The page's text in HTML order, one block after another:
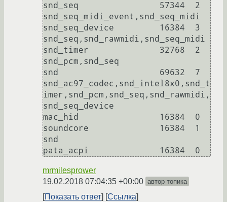
snd_seq                57344  2
snd_seq_midi_event,snd_seq_midi
snd_seq_device         16384  3
snd_seq,snd_rawmidi,snd_seq_midi
snd_timer              32768  2
snd_pcm,snd_seq
snd                    69632  7
snd_ac97_codec,snd_intel8x0,snd_t
imer,snd_pcm,snd_seq,snd_rawmidi,
snd_seq_device
mac_hid                16384  0
soundcore              16384  1
snd
mrmilesprower
19.02.2018 07:04:35 +00:00 автор топика
Показать ответ Ссылка